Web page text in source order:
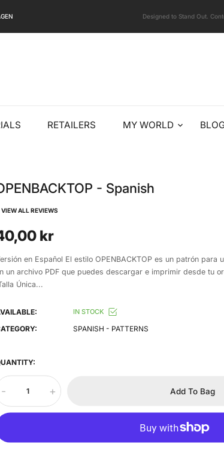
Designed to Stand Out.
RETAILERS MY WORLD
- Spanish
VIEW ALL REVIEWS
kr
en Español El estilo OPENBACKTOP es un patrón para
un archivo PDF que puedes descargar e imprimir desde tu
Única...
IN STOCK
SPANISH - PATTERNS
- + Add To Bag